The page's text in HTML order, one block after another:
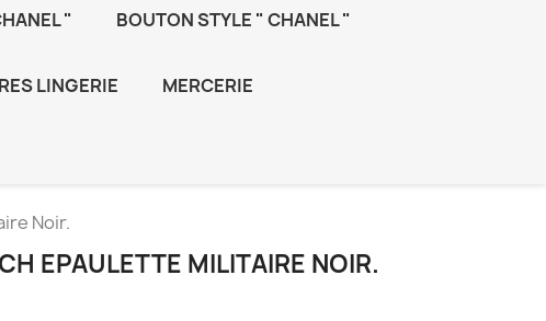
" BOUTON STYLE " CHANEL "
LINGERIE MERCERIE
Noir.
EPAULETTE MILITAIRE NOIR.